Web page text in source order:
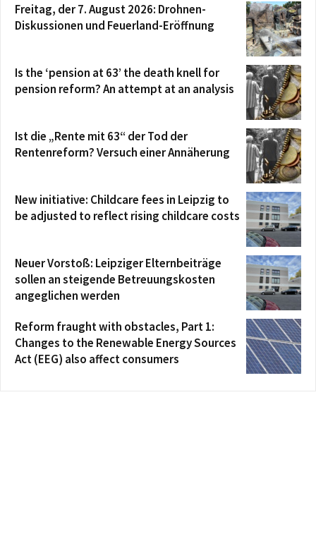
Freitag, der 7. August 2026: Drohnen-
Diskussionen und Feuerland-Eröffnung
Is the ‘pension at 63’ the death knell for
pension reform? An attempt at an analysis
Ist die „Rente mit 63“ der Tod der
Rentenreform? Versuch einer Annäherung
New initiative: Childcare fees in Leipzig to
be adjusted to reflect rising childcare costs
Neuer Vorstoß: Leipziger Elternbeiträge
sollen an steigende Betreuungskosten
angeglichen werden
Reform fraught with obstacles, Part 1:
Changes to the Renewable Energy Sources
Act (EEG) also affect consumers